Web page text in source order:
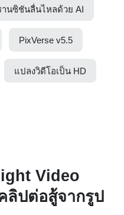
านซิชันลื่นไหลด้วย AI
PixVerse v5.5
แปลงวิดีโอเป็น HD
Video
ลิปต่อสู้จากรูป